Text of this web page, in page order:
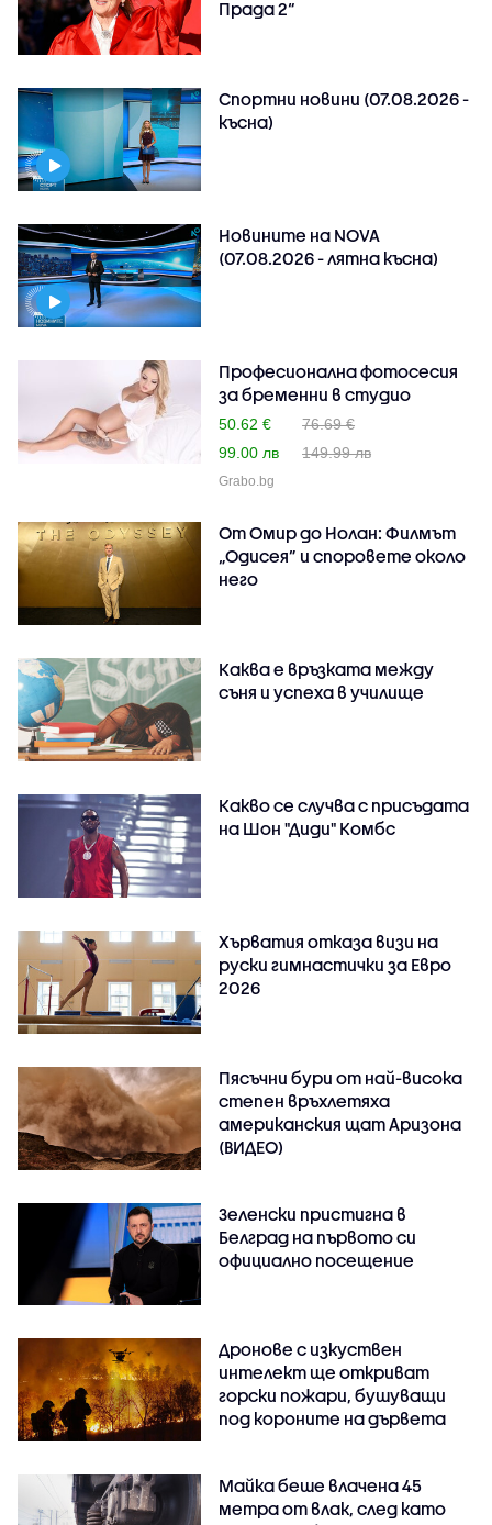
Прада 2“
Спортни новини (07.08.2026 -
късна)
Новините на NOVA
(07.08.2026 - лятна късна)
Професионална фотосесия
за бременни в студио
50.62 €
76.69 €
99.00 лв
149.99 лв
Grabo.bg
От Омир до Нолан: Филмът
„Одисея” и споровете около
него
Каква е връзката между
съня и успеха в училище
Какво се случва с присъдата
на Шон "Диди" Комбс
Хърватия отказа визи на
руски гимнастички за Евро
2026
Пясъчни бури от най-висока
степен връхлетяха
американския щат Аризона
(ВИДЕО)
Зеленски пристигна в
Белград на първото си
официално посещение
Дронове с изкуствен
интелект ще откриват
горски пожари, бушуващи
под короните на дървета
Майка беше влачена 45
метра от влак, след като